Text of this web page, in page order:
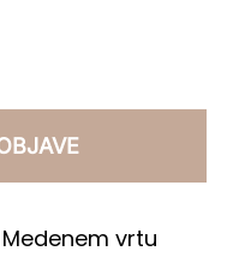
vrtu